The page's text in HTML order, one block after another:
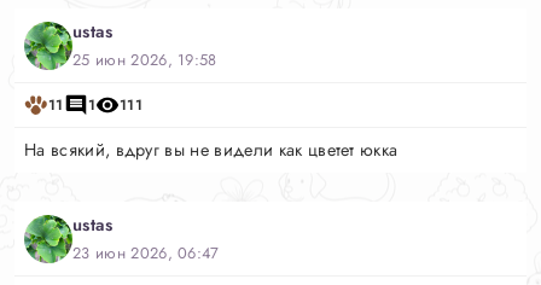
ustas
25 июн 2026, 19:58
11 1 111
На всякий, вдруг вы не видели как цветет юкка
ustas
23 июн 2026, 06:47